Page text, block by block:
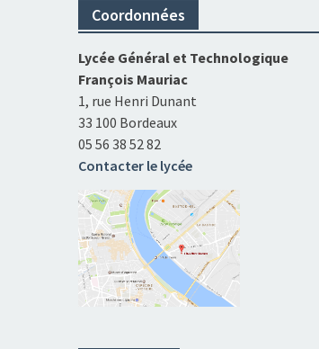
Coordonnées
Lycée Général et Technologique
François Mauriac
1, rue Henri Dunant
33 100 Bordeaux
05 56 38 52 82
Contacter le lycée